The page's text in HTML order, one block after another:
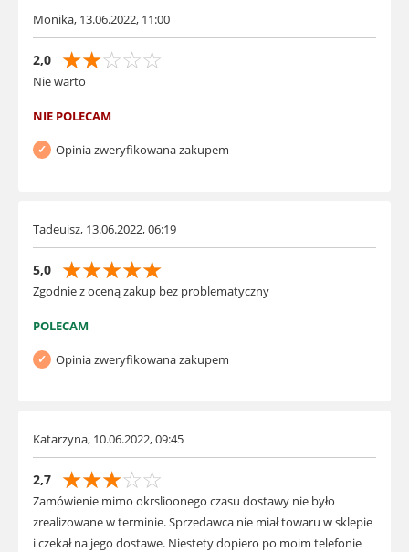
Monika, 13.06.2022, 11:00
2,0 ☆
☆
☆
☆
☆
Nie warto
NIE POLECAM
Opinia zweryfikowana zakupem
Tadeuisz, 13.06.2022, 06:19
5,0 ☆
☆
☆
☆
☆
Zgodnie z oceną zakup bez problematyczny
POLECAM
Opinia zweryfikowana zakupem
Katarzyna, 10.06.2022, 09:45
2,7 ☆
☆
☆
☆
☆
Zamówienie mimo okrslioonego czasu dostawy nie było
zrealizowane w terminie. Sprzedawca nie miał towaru w sklepie
i czekał na jego dostawe. Niestety dopiero po moim telefonie